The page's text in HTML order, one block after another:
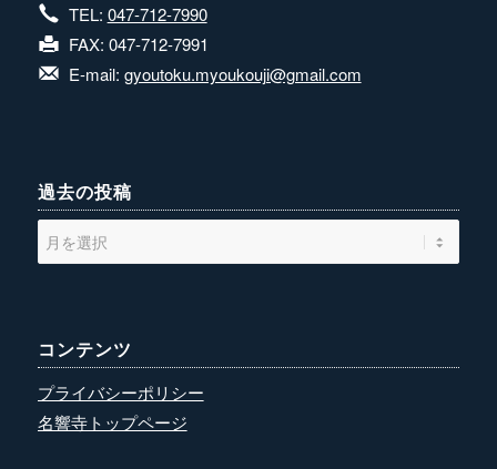
TEL: 047-712-7990
FAX: 047-712-7991
E-mail: gyoutoku.myoukouji@gmail.com
過去の投稿
コンテンツ
プライバシーポリシー
名響寺トップページ